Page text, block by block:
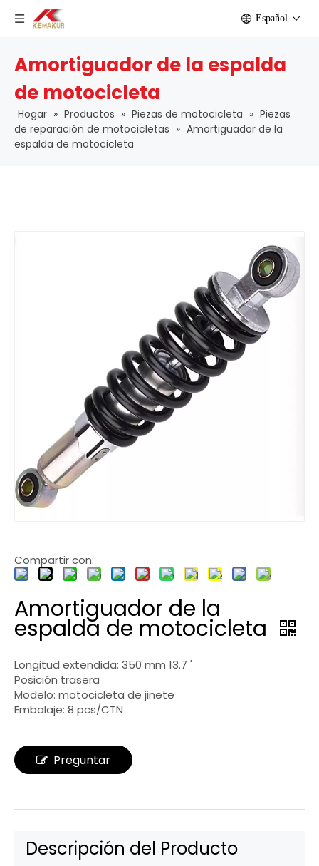
Español
Amortiguador de la espalda
de motocicleta
Hogar » Productos » Piezas de motocicleta » Piezas
de reparación de motocicletas » Amortiguador de la
espalda de motocicleta
Compartir con:
Amortiguador de la
espalda de motocicleta
Longitud extendida: 350 mm 13.7 '
Posición trasera
Modelo: motocicleta de jinete
Embalaje: 8 pcs/CTN
Preguntar
Descripción del Producto